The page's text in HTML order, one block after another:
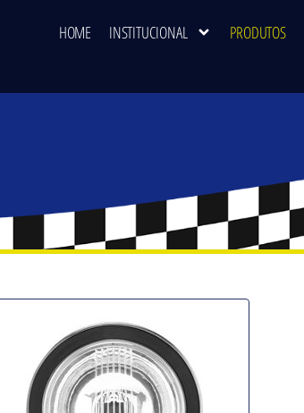
HOME INSTITUCIONAL PRODUTOS